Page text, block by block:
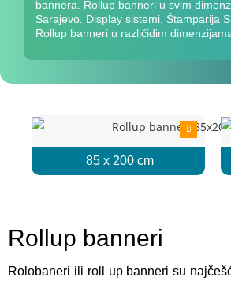
bannera. Rollup banneri u svim
Sarajevo. Display sistemi. Štamparija
Rollup banneri u različidim
85 x 200 cm
Rollup banneri
Rolobaneri ili roll up banneri su